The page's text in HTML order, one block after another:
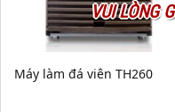
VUI LÒNG
Máy làm đá viên TH260